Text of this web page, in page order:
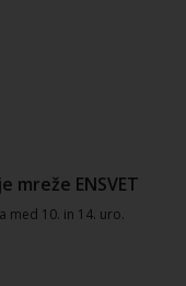
ENSVET
med 10. in 14. uro.